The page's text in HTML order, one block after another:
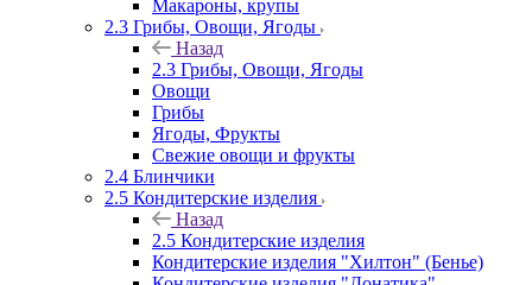
Макароны, крупы
2.3 Грибы, Овощи, Ягоды
Назад
2.3 Грибы, Овощи, Ягоды
Овощи
Грибы
Ягоды, Фрукты
Свежие овощи и фрукты
2.4 Блинчики
2.5 Кондитерские изделия
Назад
2.5 Кондитерские изделия
Кондитерские изделия "Хилтон" (Бенье)